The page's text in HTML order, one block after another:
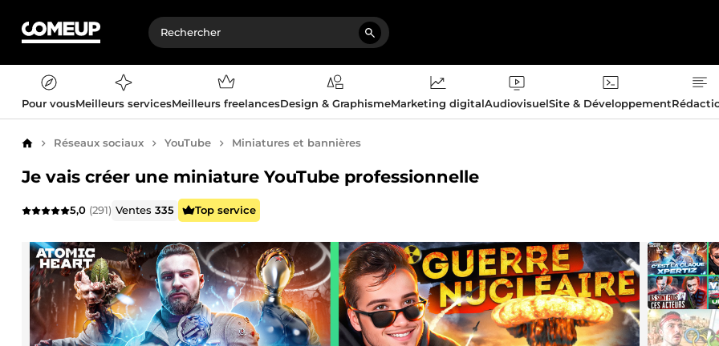
Pour vousMeilleurs servicesMeilleurs freelancesDesign & GraphismeMarketing digitalAudiovisuelSite & Développement
AccueilRéseaux sociaux YouTube Miniatures et bannières
Je vais créer une miniature YouTube professionnelle
5,0 (291) Ventes335 Top service